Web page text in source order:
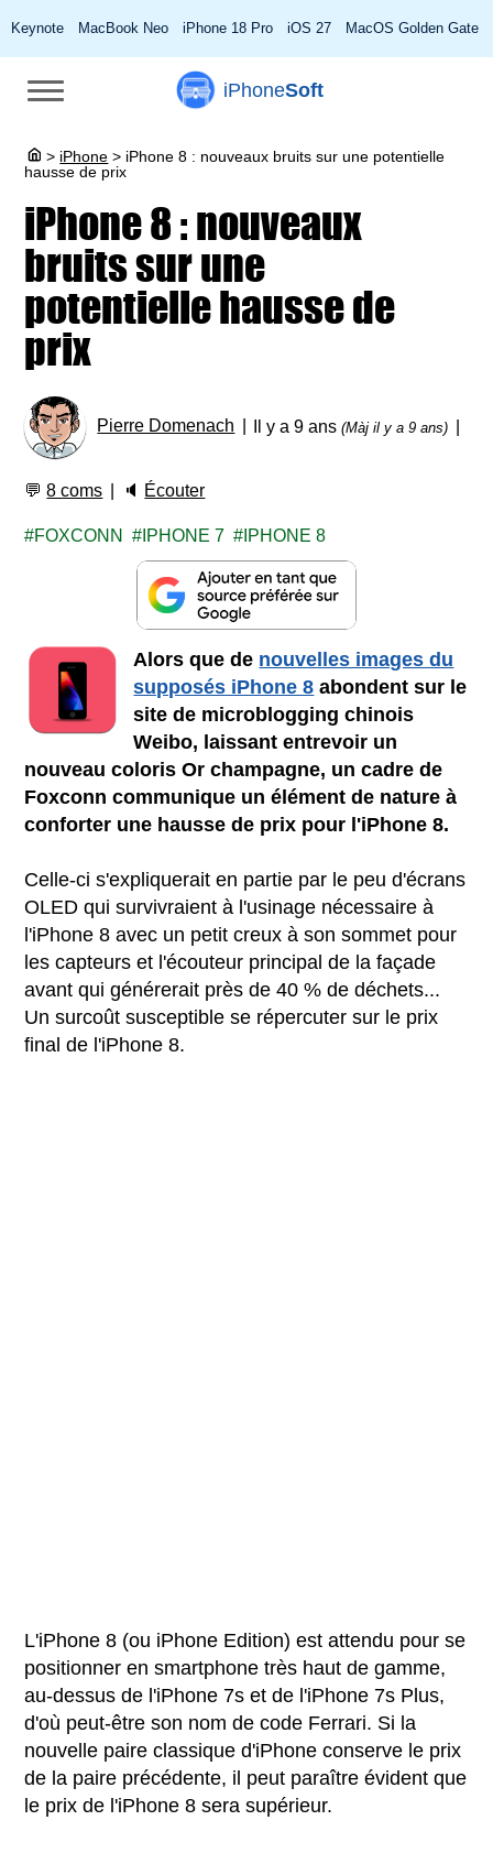
Keynote MacBook Neo iPhone 18 Pro iOS 27 MacOS Golden Gate
iPhoneSoft
> iPhone > iPhone 8 : nouveaux bruits sur une potentielle
hausse de prix
iPhone 8 : nouveaux
bruits sur une
potentielle hausse de
prix
Pierre Domenach Il y a 9 ans(Màj il y a 9 ans)
💬8 coms 🔈 Écouter
FOXCONN IPHONE 7 IPHONE 8
Alors que de nouvelles images du
supposés iPhone 8 abondent sur le
site de microblogging chinois
Weibo, laissant entrevoir un
nouveau coloris Or champagne, un cadre de
Foxconn communique un élément de nature à
conforter une hausse de prix pour l'iPhone 8.
Celle-ci s'expliquerait en partie par le peu d'écrans
OLED qui survivraient à l'usinage nécessaire à
l'iPhone 8 avec un petit creux à son sommet pour
les capteurs et l'écouteur principal de la façade
avant qui générerait près de 40 % de déchets...
Un surcoût susceptible se répercuter sur le prix
final de l'iPhone 8.
L'iPhone 8 (ou iPhone Edition) est attendu pour se
positionner en smartphone très haut de gamme,
au-dessus de l'iPhone 7s et de l'iPhone 7s Plus,
d'où peut-être son nom de code Ferrari. Si la
nouvelle paire classique d'iPhone conserve le prix
de la paire précédente, il peut paraître évident que
le prix de l'iPhone 8 sera supérieur.